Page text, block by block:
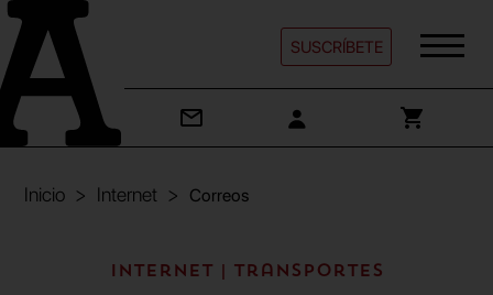
SUSCRÍBETE
Inicio Internet Correos
Internet | Transportes